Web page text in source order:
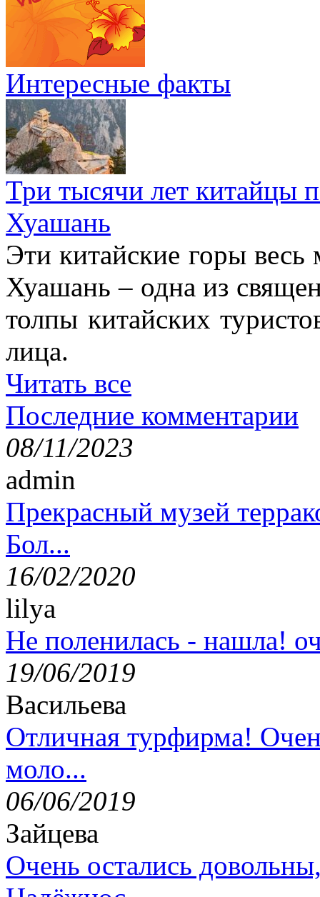
Интересные факты
Три тысячи лет китайцы
Хуашань
Эти китайские горы
Хуашань – одна из
толпы китайских
лица.
Читать все
Последние комментарии
08/11/2023
admin
Прекрасный музей
Бол...
16/02/2020
lilya
Не поленилась - нашла!
19/06/2019
Васильева
Отличная турфирма!
моло...
06/06/2019
Зайцева
Очень остались